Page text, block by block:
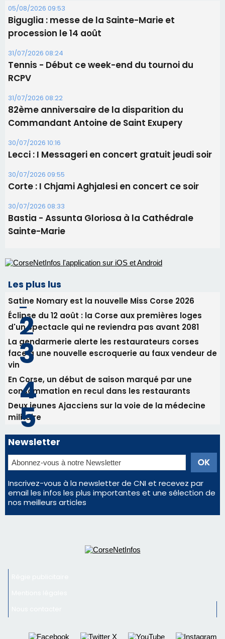
05/08/2026 09:53
Biguglia : messe de la Sainte-Marie et
procession le 14 août
31/07/2026 08:24
Tennis - Début ce week-end du tournoi du
RCPV
31/07/2026 08:22
82ème anniversaire de la disparition du
Commandant Antoine de Saint Exupery
30/07/2026 10:16
Lecci : I Messageri en concert gratuit jeudi soir
30/07/2026 09:55
Corte : I Chjami Aghjalesi en concert ce soir
30/07/2026 08:33
Bastia - Assunta Gloriosa à la Cathédrale
Sainte-Marie
Les plus lus
Satine Nomary est la nouvelle Miss Corse 2026
Éclipse du 12 août : la Corse aux premières loges
d'un spectacle qui ne reviendra pas avant 2081
La gendarmerie alerte les restaurateurs corses
face à une nouvelle escroquerie au faux vendeur de
vin
En Corse, un début de saison marqué par une
consommation en recul dans les restaurants
Deux jeunes Ajacciens sur la voie de la médecine
militaire
Newsletter
Inscrivez-vous à la newsletter de CNI et recevez par
email les infos les plus importantes et une sélection de
nos meilleurs articles